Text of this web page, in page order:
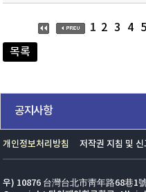
1 2 3 4 5
목록
공지사항
개인정보처리방침 저작권 지침 및 신
우) 10876 台灣台北市靑年路68巷1